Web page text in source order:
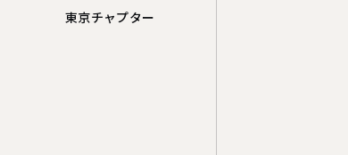
東京チャプター